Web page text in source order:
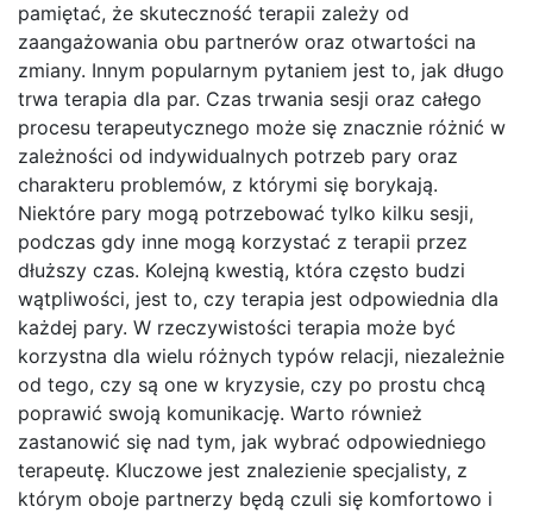
pamiętać, że skuteczność terapii zależy od
zaangażowania obu partnerów oraz otwartości na
zmiany. Innym popularnym pytaniem jest to, jak długo
trwa terapia dla par. Czas trwania sesji oraz całego
procesu terapeutycznego może się znacznie różnić w
zależności od indywidualnych potrzeb pary oraz
charakteru problemów, z którymi się borykają.
Niektóre pary mogą potrzebować tylko kilku sesji,
podczas gdy inne mogą korzystać z terapii przez
dłuższy czas. Kolejną kwestią, która często budzi
wątpliwości, jest to, czy terapia jest odpowiednia dla
każdej pary. W rzeczywistości terapia może być
korzystna dla wielu różnych typów relacji, niezależnie
od tego, czy są one w kryzysie, czy po prostu chcą
poprawić swoją komunikację. Warto również
zastanowić się nad tym, jak wybrać odpowiedniego
terapeutę. Kluczowe jest znalezienie specjalisty, z
którym oboje partnerzy będą czuli się komfortowo i